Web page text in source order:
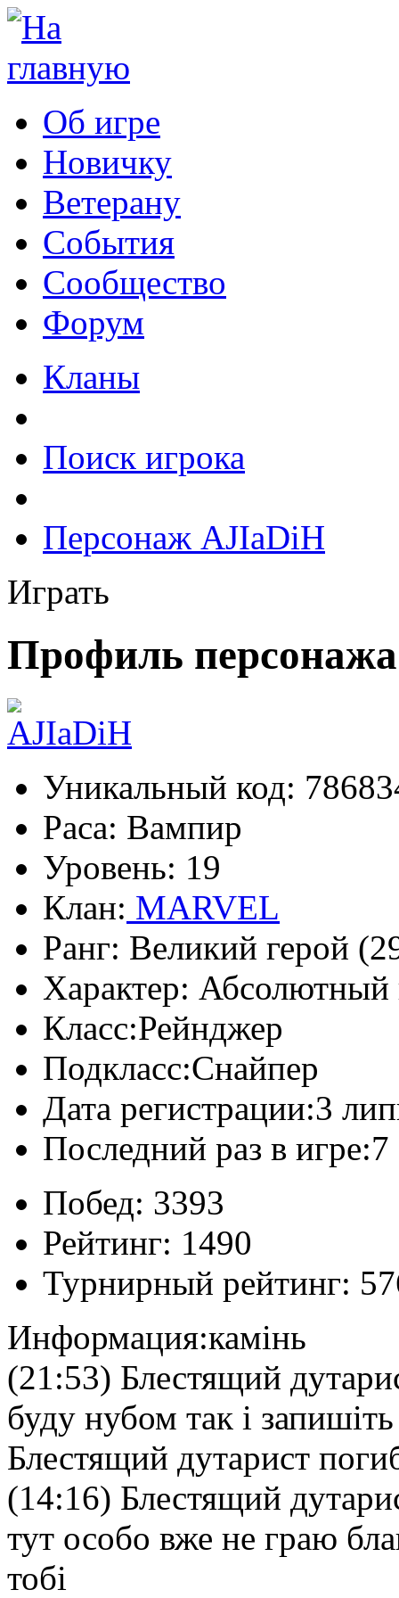
Об игре
Новичку
Ветерану
События
Сообщество
Форум
Кланы
Поиск игрока
Персонаж AJIaDiH
Играть
Профиль
Уникальный код:
Раса: Вампир
Уровень: 19
Клан: MARVEL
Ранг: Великий герой
Характер: Абсолютный
Класс:Рейнджер
Подкласс:Снайпер
Дата регистрации:3
Последний раз в игре:7
Побед: 3393
Рейтинг: 1490
Турнирный рейтинг:
Информация:камінь
(21:53) Блестящий
буду нубом так і запишіть
Блестящий дутарист
(14:16) Блестящий
тут особо вже не граю
тобі